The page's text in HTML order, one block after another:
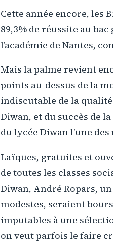
Cette année encore, les
89,3% de réussite au bac
l’académie de Nantes,
Mais la palme revient
points au-dessus de la
indiscutable de la
Diwan, et du succès de
du lycée Diwan l’une
Laïques, gratuites et
de toutes les classes
Diwan, André Ropars,
modestes, seraient
imputables à une
on veut parfois le faire